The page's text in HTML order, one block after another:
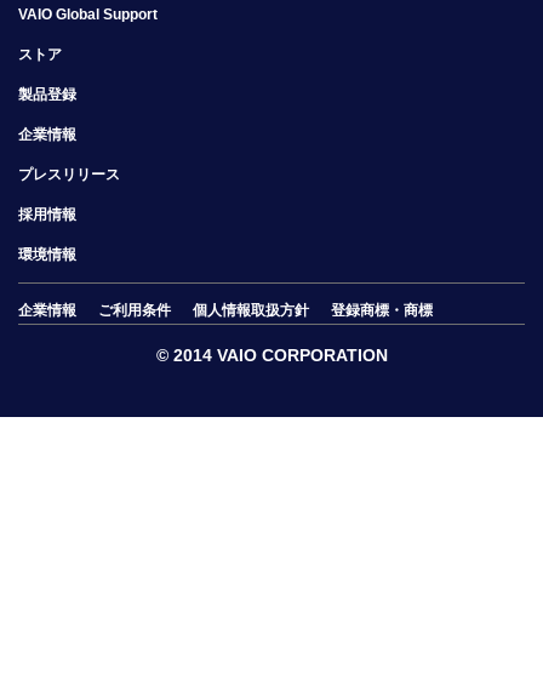
VAIO Global Support
ストア
製品登録
企業情報
プレスリリース
採用情報
環境情報
企業情報 ご利用条件 個人情報取扱方針 登録商標・商標
© 2014 VAIO CORPORATION